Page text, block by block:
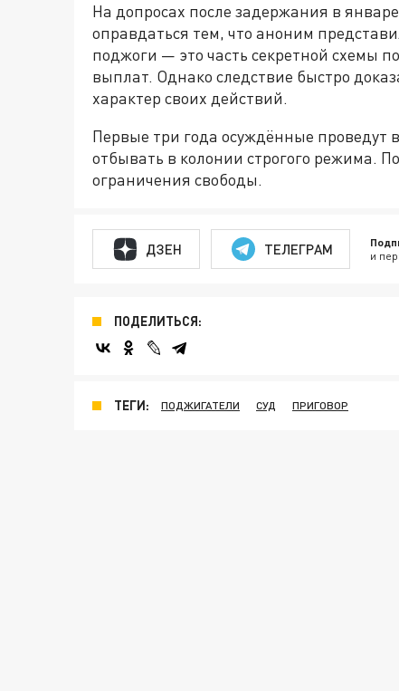
На допросах после задержания в
оправдаться тем, что аноним
поджоги — это часть секретной схемы
выплат. Однако следствие быстро
характер своих действий.
Первые три года осуждённые проведут
отбывать в колонии строгого режима.
ограничения свободы.
ДЗЕН ТЕЛЕГРАМ и
ПОДЕЛИТЬСЯ:
ТЕГИ: ПОДЖИГАТЕЛИ СУД ПРИГОВОР